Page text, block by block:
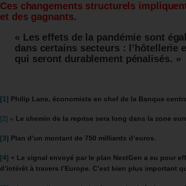
Ces changements structurels
et des gagnants.
« Les effets de la pandémie sont
dans certains secteurs : l’hôtellerie
qui seront durablement pénalisés. »
[1] Philip Lane, économiste en chef de la Banque
[2] « Le chemin de la reprise sera long dans la zone
[3] Plan d’un montant de 750 milliards d’euros.
[4] « Le signal envoyé par le plan NextGen a eu pour
d’intérêt à travers l’Europe. C’est bien plus important